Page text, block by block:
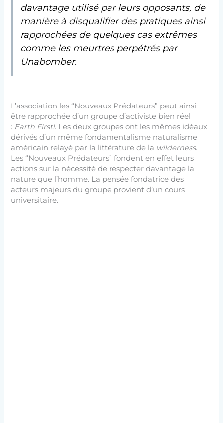
davantage utilisé par leurs opposants, de
manière à disqualifier des pratiques ainsi
rapprochées de quelques cas extrêmes
comme les meurtres perpétrés par
Unabomber.
L’association les “Nouveaux Prédateurs” peut ainsi
être rapprochée d’un groupe d’activiste bien réel
: Earth First!. Les deux groupes ont les mêmes idéaux
dérivés d’un même fondamentalisme naturalisme
américain relayé par la littérature de la wilderness.
Les “Nouveaux Prédateurs” fondent en effet leurs
actions sur la nécessité de respecter davantage la
nature que l’homme. La pensée fondatrice des
acteurs majeurs du groupe provient d’un cours
universitaire.